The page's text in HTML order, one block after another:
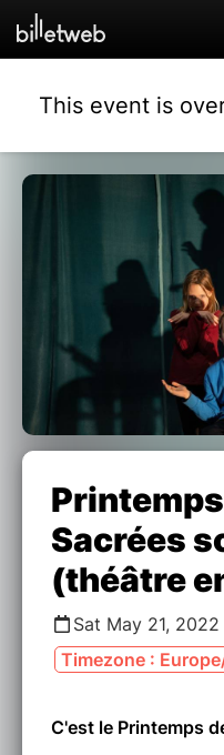
This event is
Sacrées
(théâtre
Sat May 21,
Timezone :
C'est le Printemps